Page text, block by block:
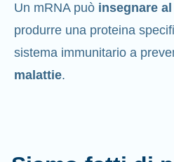
Un mRNA può insegnare
produrre una proteina
sistema immunitario a
malattie.